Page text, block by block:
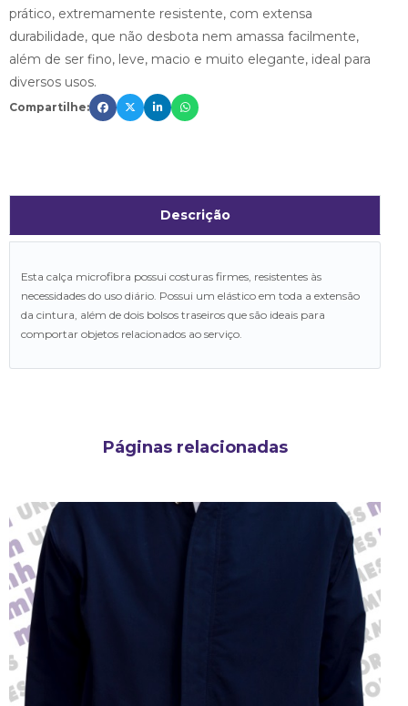
prático, extremamente resistente, com extensa
durabilidade, que não desbota nem amassa facilmente,
além de ser fino, leve, macio e muito elegante, ideal para
diversos usos.
Compartilhe:
Descrição
Esta calça microfibra possui costuras firmes, resistentes às
necessidades do uso diário. Possui um elástico em toda a extensão
da cintura, além de dois bolsos traseiros que são ideais para
comportar objetos relacionados ao serviço.
Páginas relacionadas